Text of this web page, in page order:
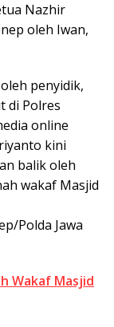
Nazhir
oleh Iwan,
penyidik,
di Polres
online
kini
balik oleh
wakaf Masjid
Polda Jawa
Wakaf Masjid